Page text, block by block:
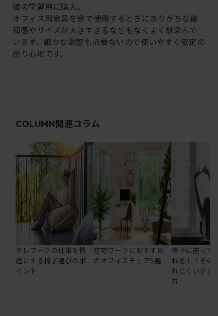
娘の学習用に購入。
オフィス用家具を家で使用するときにありがちな違
和感やサイズが大きすぎるなどもなくよく馴染んで
います。細かな調整も必要ないので使いやすく安定の
座り心地です。
COLUMN関連コラム
テレワークの仕事を快
適にする椅子選びのポ
イント
在宅ワークにおすすめ
のオフィスチェア5選
椅子に座って
れる！？その
れにくいチェ
方